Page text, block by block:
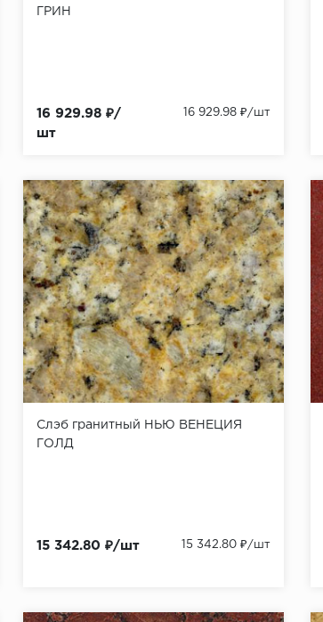
ГРИН
16 929.98 ₽/
шт
16 929.98 ₽/шт
Слэб гранитный НЬЮ ВЕНЕЦИЯ
ГОЛД
15 342.80 ₽/шт 15 342.80 ₽/шт